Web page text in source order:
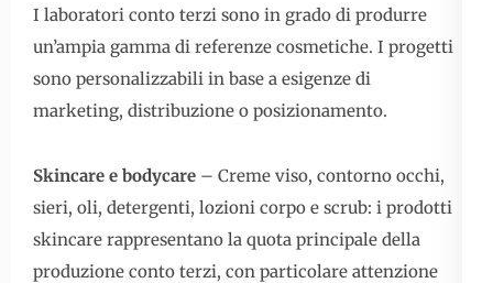
I laboratori conto terzi sono in grado di produrre
un’ampia gamma di referenze cosmetiche. I progetti
sono personalizzabili in base a esigenze di
marketing, distribuzione o posizionamento.
Skincare e bodycare – Creme viso, contorno occhi,
sieri, oli, detergenti, lozioni corpo e scrub: i prodotti
skincare rappresentano la quota principale della
produzione conto terzi, con particolare attenzione